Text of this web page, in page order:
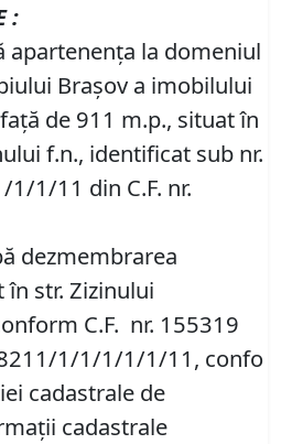
:
apartenența la domeniul
Brașov a imobilului
de 911 m.p., situat în
f.n., identificat sub nr.
1/11 din C.F. nr.
dezmembrarea
str. Zizinului
C.F. nr. 155319
1/1/1/1/1/11, confo
cadastrale de
cadastrale